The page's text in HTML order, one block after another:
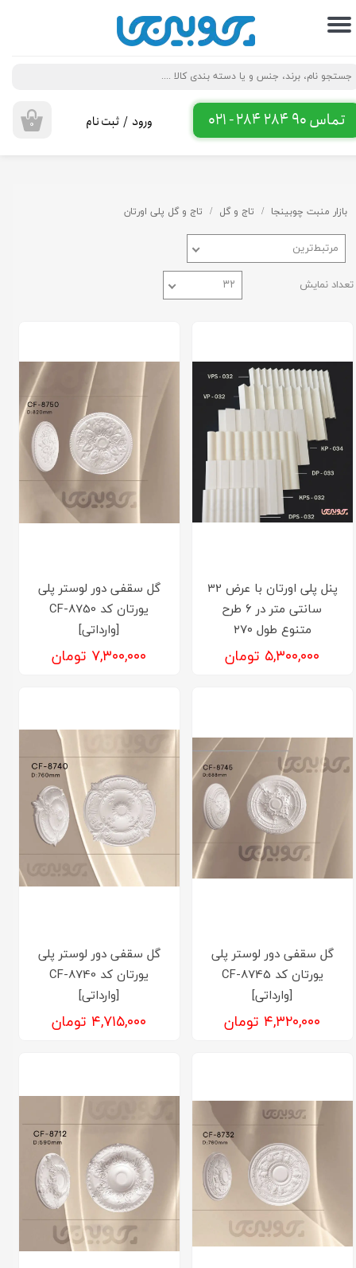
تماس 90 284 284 - 021 ۰ ورود / ثبت نام
حساب کاربری من
تغییر گذر واژه
سفارشات
خروج از حساب کاربری
بازار منبت چوبینجا تاج و گل تاج و گل پلی اورتان
مرتبط‌ترین
تعداد نمایش ۳۲
پنل پلی اورتان با عرض 32
سانتی متر در 6 طرح
متنوع طول ۲۷۰
۵,۳۰۰,۰۰۰ تومان
گل سقفی دور لوستر پلی
یورتان کد CF-8750
[وارداتی]
۷,۳۰۰,۰۰۰ تومان
گل سقفی دور لوستر پلی
یورتان کد CF-8745
[وارداتی]
۴,۳۲۰,۰۰۰ تومان
گل سقفی دور لوستر پلی
یورتان کد CF-8740
[وارداتی]
۴,۷۱۵,۰۰۰ تومان